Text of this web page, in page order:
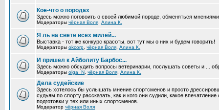
Кое-что о породах
Здесь можно поговоить о своей любимой породе, обменяться
Модераторы чёрная Воля Алина К.
Я ль на свете всех милей...
Выставка - тот же конкурс красоты, вот тут мы о них и будем говорить!
Модераторы okcorp чёрная Воля Алина К.
И пришел к Айболиту Барбос...
Здесь можно обсудить вопросы ветеринарии, послушать советы и ...
Модераторы olga_N чёрная Воля Алина К.
Дела судейские
Здесь хотелось бы услышать мнение спортсменов и просто
судьям по спорту рассказать, как и кого они судили, какое
подготовки у тех или иных спортсменов.
Модератор чёрная Воля